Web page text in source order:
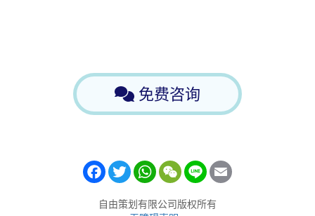
免费咨询
Facebook
TwitterWhatsApp
WeChatLine
自由策划有限公司版权所有